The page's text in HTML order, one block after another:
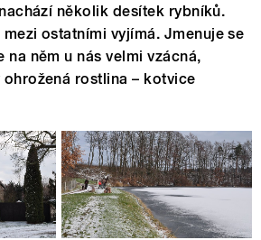
několik desítek rybníků.
ostatními vyjímá. Jmenuje se
na něm u nás velmi vzácná,
rostlina – kotvice